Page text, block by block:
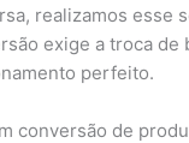
realizamos esse
exige a troca de
perfeito.
conversão de